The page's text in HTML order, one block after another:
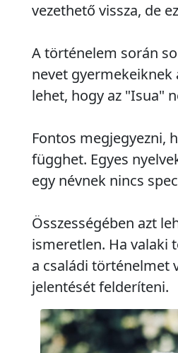
vezethető vissza, de
A történelem során
nevet gyermekeiknek
lehet, hogy az "Isua"
Fontos megjegyezni,
függhet. Egyes
egy névnek nincs
Összességében azt
ismeretlen. Ha valaki
a családi történelmet
jelentését felderíteni.